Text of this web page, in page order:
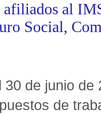
afiliados al
Social,
30 de junio
de